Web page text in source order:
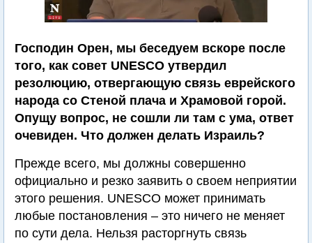
Господин Орен, мы беседуем вскоре после
того, как совет UNESCO утвердил
резолюцию, отвергающую связь еврейского
народа со Стеной плача и Храмовой горой.
Опущу вопрос, не сошли ли там с ума, ответ
очевиден. Что должен делать Израиль?
Прежде всего, мы должны совершенно
официально и резко заявить о своем неприятии
этого решения. UNESCO может принимать
любые постановления – это ничего не меняет
по сути дела. Нельзя расторгнуть связь